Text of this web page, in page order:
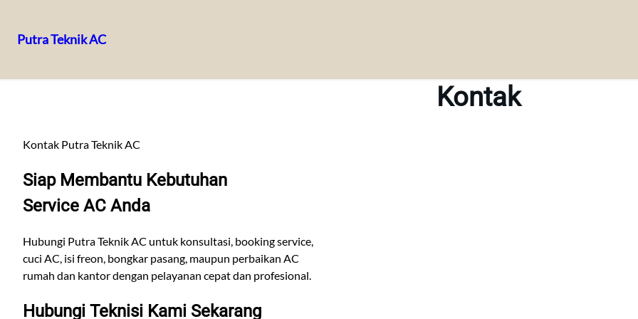
ke
Putra Teknik AC
Kontak
Kontak Putra Teknik AC
Siap Membantu Kebutuhan
Service AC Anda
Hubungi Putra Teknik AC untuk konsultasi, booking service,
cuci AC, isi freon, bongkar pasang, maupun perbaikan AC
rumah dan kantor dengan pelayanan cepat dan profesional.
Hubungi Teknisi Kami Sekarang